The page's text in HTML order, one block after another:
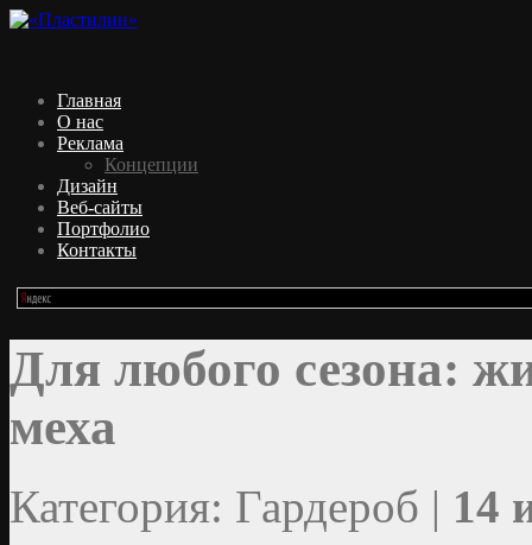
Главная
О нас
Реклама
Концепции
Дизайн
Веб-сайты
Портфолио
Контакты
Для любого сезона:
меха
Категория: Гардероб | 14